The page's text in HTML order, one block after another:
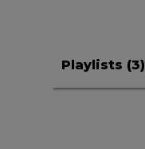
Playlists (3)